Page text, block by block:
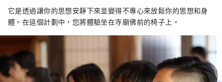
https://forms.gle/Xtq7uvwZYkDRhHYz9 ◆聯
絡方式 虛幻的杉田梅林：充滿活力的復原「梅街
杉田」執行委員會秘書處 電子郵件：
sugita.umematsuri@gmail.com ◆相關網址
https://www.instagram.com/sugita.plum.gr
oves/ 官方網站（英文）：
它是透過讓你的思想安靜下來並變得不專心來放鬆你的思想和身
體。在這個計劃中，您將體驗坐在寺廟佛前的椅子上。